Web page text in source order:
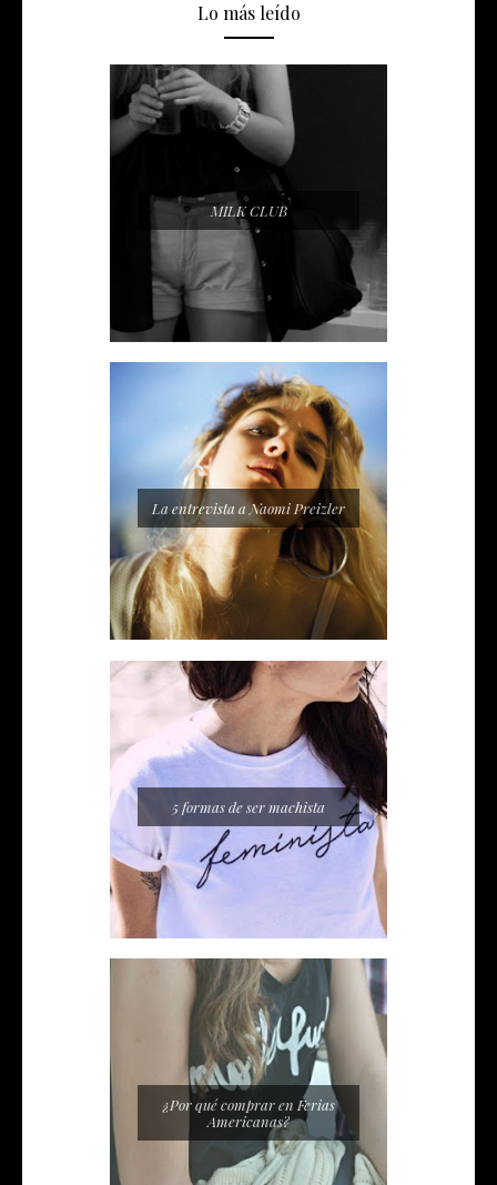
Lo más leído
MILK CLUB
La entrevista a Naomi Preizler
5 formas de ser machista
¿Por qué comprar en Ferias
Americanas?